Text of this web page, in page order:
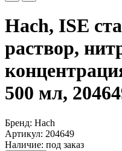
Hach, ISE
раствор,
500 мл,
Бренд: Hach
Артикул: 204649
Наличие: под заказ